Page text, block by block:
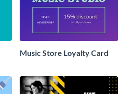
Music Store Loyalty Card